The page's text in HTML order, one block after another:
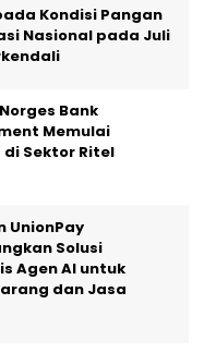
Kondisi Pangan
Nasional pada Juli
Bank
Memulai
Sektor Ritel
UnionPay
Solusi
Agen AI untuk
dan Jasa